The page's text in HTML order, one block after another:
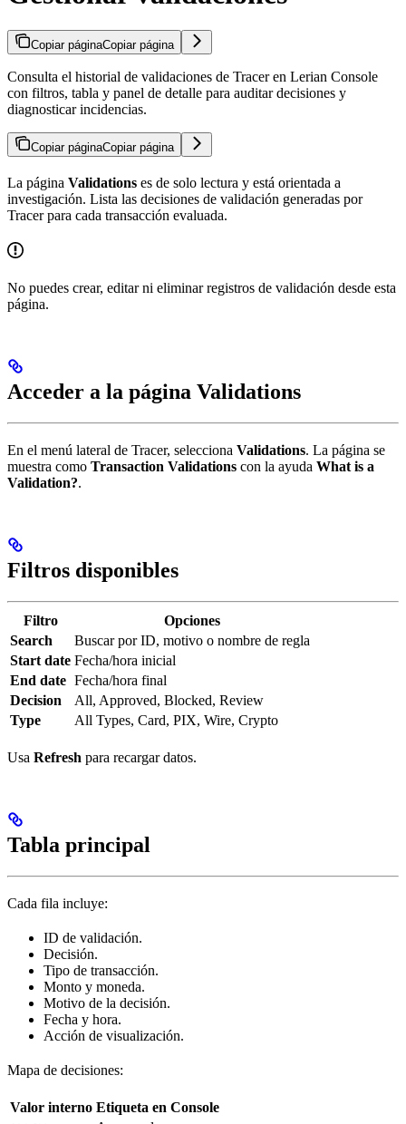
Copiar páginaCopiar página
Consulta el historial de validaciones de Tracer en Lerian Console
con filtros, tabla y panel de detalle para auditar decisiones y
diagnosticar incidencias.
Copiar páginaCopiar página
La página Validations es de solo lectura y está orientada a
investigación. Lista las decisiones de validación generadas por
Tracer para cada transacción evaluada.
No puedes crear, editar ni eliminar registros de validación desde esta
página.
Acceder a la página Validations
En el menú lateral de Tracer, selecciona Validations. La página se
muestra como Transaction Validations con la ayuda What is a
Validation?.
Filtros disponibles
Filtro
Opciones
Search
Buscar por ID, motivo o nombre de regla
Start date Fecha/hora inicial
End date Fecha/hora final
Decision
All, Approved, Blocked, Review
Type
All Types, Card, PIX, Wire, Crypto
Usa Refresh para recargar datos.
Tabla principal
Cada fila incluye:
ID de validación.
Decisión.
Tipo de transacción.
Monto y moneda.
Motivo de la decisión.
Fecha y hora.
Acción de visualización.
Mapa de decisiones:
Valor interno Etiqueta en Console